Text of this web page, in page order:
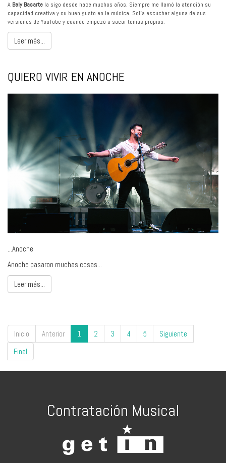
A Bely Basarte la sigo desde hace muchos años. Siempre me llamó la atención su
capacidad creativa y su buen gusto en la música. Solía escuchar alguna de sus
versiones de YouTube y cuando empezó a sacar temas propios.
Leer más...
QUIERO VIVIR EN ANOCHE
...Anoche
Anoche pasaron muchas cosas...
Leer más...
Inicio Anterior 1 2 3 4 5
Siguiente
Final
Contratación Musical